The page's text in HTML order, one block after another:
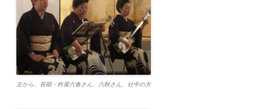
左から、長唄・杵屋六春さん、六秋さん、社中の方